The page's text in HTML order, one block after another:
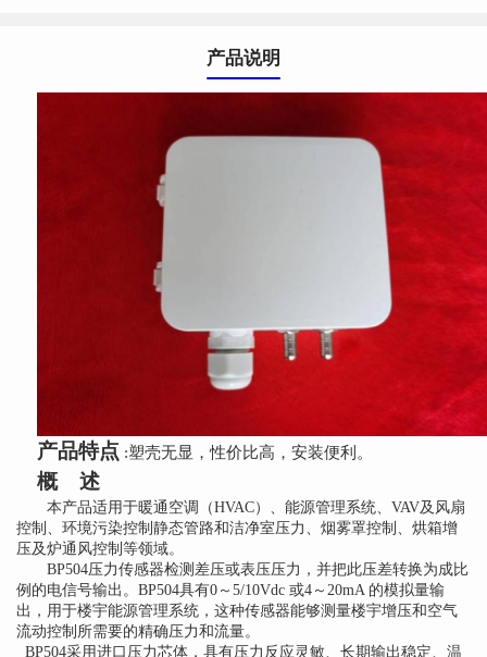
产品说明
产品特点 :塑壳无显，性价比高，安装便利。
概 述
本产品适用于暖通空调（HVAC）、能源管理系统、VAV及风扇
控制、环境污染控制静态管路和洁净室压力、烟雾罩控制、烘箱增
压及炉通风控制等领域。
BP504压力传感器检测差压或表压压力，并把此压差转换为成比
例的电信号输出。 BP504具有0～5/10Vdc 或4～20mA 的模拟量输
出，用于楼宇能源管理系统，这种传感器能够测量楼宇增压和空气
流动控制所需要的精确压力和流量。
BP504采用进口压力芯体，具有压力反应灵敏、长期输出稳定、温